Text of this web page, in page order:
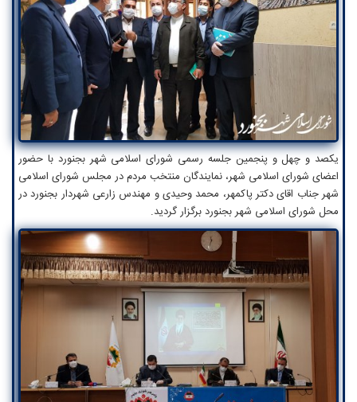
یکصد و چهل و پنجمین جلسه رسمی شورای اسلامی شهر بجنورد با حضور
اعضای شورای اسلامی شهر، نمایندگان منتخب مردم در مجلس شورای اسلامی
شهر جناب اقای دکتر پاکمهر، محمد وحیدی و مهندس زارعی شهردار بجنورد در
محل شورای اسلامی شهر بجنورد برگزار گردید.